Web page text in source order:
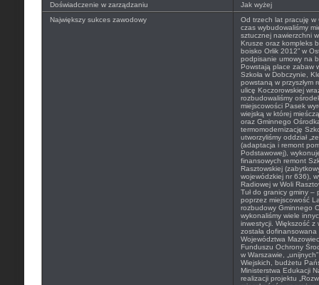
Doświadczenie w zarządzaniu
Jak wyżej
Największy sukces zawodowy
Od trzech lat pracuję w
czas wybudowaliśmy
sztucznej nawierzchni
Krusze oraz kompleks
boisko Orlik 2012” w
podpisanie umowy na
Powstają place zabaw
Szkoła w Dobczynie,
powstaną w przyszłym
ulicę Koczorowskiej
rozbudowaliśmy
miejscowości Pasek
wiejską w której
oraz Gminnego
termomodernizację
utworzyliśmy oddział
(adaptacja i remont
Podstawowej),
finansowych remont
Rasztowskiej
wojewódzkiej nr 636),
Radiowej w Woli
Tuł do granicy gminy –
poprzez miejscowość
rozbudowy Gminnego
wykonaliśmy wiele
inwestycji. Większość z
została
Województwa
Funduszu Ochrony
w Warszawie,
Wiejskich, budżetu
Ministerstwa Edukacji
realizacji projektu